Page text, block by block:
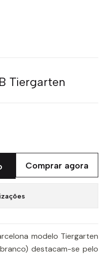
Tiergarten
Comprar agora
modelo Tiergarten
destacam-se pelo